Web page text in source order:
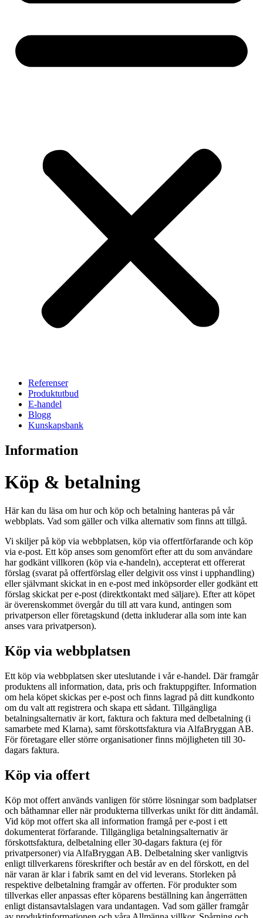
Referenser
Produktutbud
E-handel
Blogg
Kunskapsbank
Information
Köp & betalning
Här kan du läsa om hur och köp och betalning hanteras på vår
webbplats. Vad som gäller och vilka alternativ som finns att tillgå.
Vi skiljer på köp via webbplatsen, köp via offertförfarande och köp
via e-post. Ett köp anses som genomfört efter att du som användare
har godkänt villkoren (köp via e-handeln), accepterat ett offererat
förslag (svarat på offertförslag eller delgivit oss vinst i upphandling)
eller självmant skickat in en e-post med inköpsorder eller godkänt ett
förslag skickat per e-post (direktkontakt med säljare). Efter att köpet
är överenskommet övergår du till att vara kund, antingen som
privatperson eller företagskund (detta inkluderar alla som inte kan
anses vara privatperson).
Köp via webbplatsen
Ett köp via webbplatsen sker uteslutande i vår e-handel. Där framgår
produktens all information, data, pris och fraktuppgifter. Information
om hela köpet skickas per e-post och finns lagrad på ditt kundkonto
om du valt att registrera och skapa ett sådant. Tillgängliga
betalningsalternativ är kort, faktura och faktura med delbetalning (i
samarbete med Klarna), samt förskottsfaktura via AlfaBryggan AB.
För företagare eller större organisationer finns möjligheten till 30-
dagars faktura.
Köp via offert
Köp mot offert används vanligen för större lösningar som badplatser
och båthamnar eller när produkterna tillverkas unikt för ditt ändamål.
Vid köp mot offert ska all information framgå per e-post i ett
dokumenterat förfarande. Tillgängliga betalningsalternativ är
förskottsfaktura, delbetalning eller 30-dagars faktura (ej för
privatpersoner) via AlfaBryggan AB. Delbetalning sker vanligtvis
enligt tillverkarens föreskrifter och består av en del förskott, en del
när varan är klar i fabrik samt en del vid leverans. Storleken på
respektive delbetalning framgår av offerten. För produkter som
tillverkas eller anpassas efter köparens beställning kan ångerrätten
enligt distansavtalslagen vara undantagen. Vad som gäller framgår